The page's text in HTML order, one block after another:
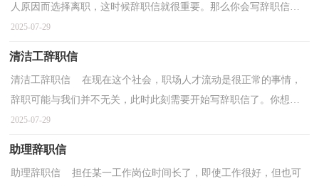
人原因而选择离职，这时候辞职信就很重要。那么你会写辞职信
吗？下面是小编精心整理的护士辞职信，供大家参考借鉴，希...
2025-07-29
清洁工辞职信
清洁工辞职信 在现在这个社会，职场人才流动是很正常的事情，
辞职可能与我们并不无关，此时此刻需要开始写辞职信了。你想知
道辞职信怎么写吗？下面是小编精心整理的清洁工辞职信...
2025-07-29
助理辞职信
助理辞职信 担任某一工作岗位时间长了，即使工作很好，但也可